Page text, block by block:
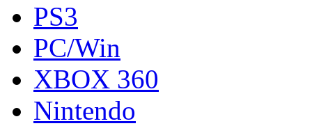
PS3
PC/Win
XBOX 360
Nintendo